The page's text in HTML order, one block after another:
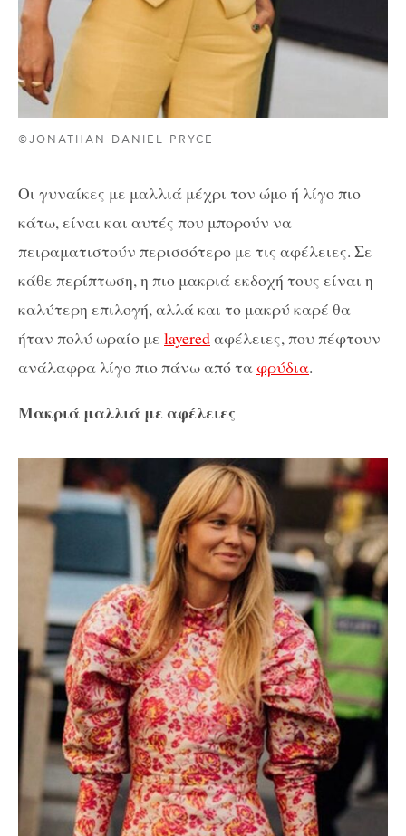
©JONATHAN DANIEL PRYCE
Οι γυναίκες με μαλλιά μέχρι τον ώμο ή λίγο πιο
κάτω, είναι και αυτές που μπορούν να
πειραματιστούν περισσότερο με τις αφέλειες. Σε
κάθε περίπτωση, η πιο μακριά εκδοχή τους είναι η
καλύτερη επιλογή, αλλά και το μακρύ καρέ θα
ήταν πολύ ωραίο με layeredαφέλειες, που πέφτουν
ανάλαφρα λίγο πιο πάνω από ταφρύδια.
Μακριά μαλλιά με αφέλειες